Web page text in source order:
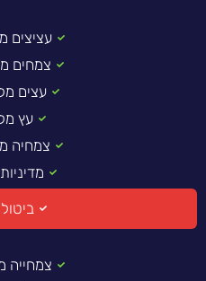
עציצים
צמחים
עצים
עץ
צמחיה
צמחייה